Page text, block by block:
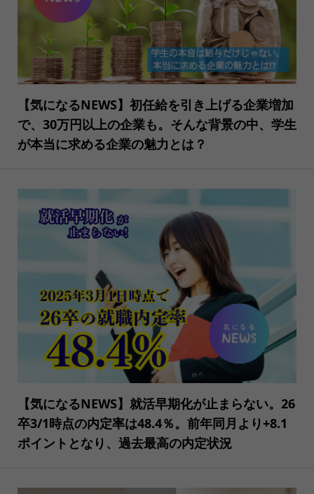
【気になるNEWS】初任給を引き上げる企業増加
で、30万円以上の企業も。そんな背景の中、学生
が本当に求める企業の魅力とは？
【気になるNEWS】就活早期化が止まらない。26
卒3/1時点の内定率は48.4％。前年同月より+8.1
ポイントとなり、過去最高の内定状況